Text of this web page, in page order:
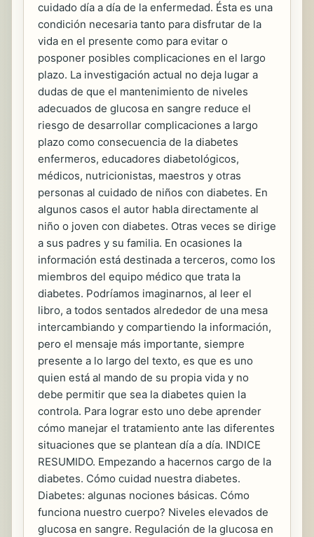
cuidado día a día de la enfermedad. Ésta es una
condición necesaria tanto para disfrutar de la
vida en el presente como para evitar o
posponer posibles complicaciones en el largo
plazo. La investigación actual no deja lugar a
dudas de que el mantenimiento de niveles
adecuados de glucosa en sangre reduce el
riesgo de desarrollar complicaciones a largo
plazo como consecuencia de la diabetes
enfermeros, educadores diabetológicos,
médicos, nutricionistas, maestros y otras
personas al cuidado de niños con diabetes. En
algunos casos el autor habla directamente al
niño o joven con diabetes. Otras veces se dirige
a sus padres y su familia. En ocasiones la
información está destinada a terceros, como los
miembros del equipo médico que trata la
diabetes. Podríamos imaginarnos, al leer el
libro, a todos sentados alrededor de una mesa
intercambiando y compartiendo la información,
pero el mensaje más importante, siempre
presente a lo largo del texto, es que es uno
quien está al mando de su propia vida y no
debe permitir que sea la diabetes quien la
controla. Para lograr esto uno debe aprender
cómo manejar el tratamiento ante las diferentes
situaciones que se plantean día a día. INDICE
RESUMIDO. Empezando a hacernos cargo de la
diabetes. Cómo cuidad nuestra diabetes.
Diabetes: algunas nociones básicas. Cómo
funciona nuestro cuerpo? Niveles elevados de
glucosa en sangre. Regulación de la glucosa en